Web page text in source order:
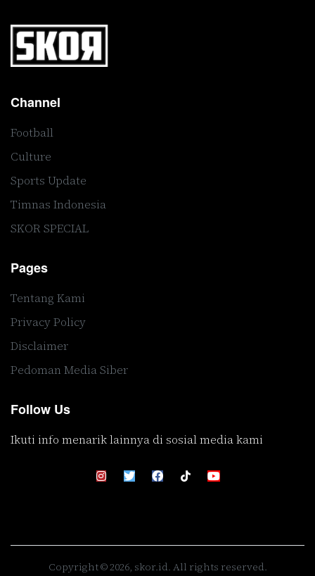
Channel
Football
Culture
Sports Update
Timnas Indonesia
SKOR SPECIAL
Pages
Tentang Kami
Privacy Policy
Disclaimer
Pedoman Media Siber
Follow Us
Ikuti info menarik lainnya di sosial media kami
Copyright © 2026, skor.id. All rights reserved.